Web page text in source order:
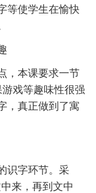
等使学生在愉快
，本课要求一节
戏等趣味性很强
，真正做到了寓
识字环节。采
来，再到文中